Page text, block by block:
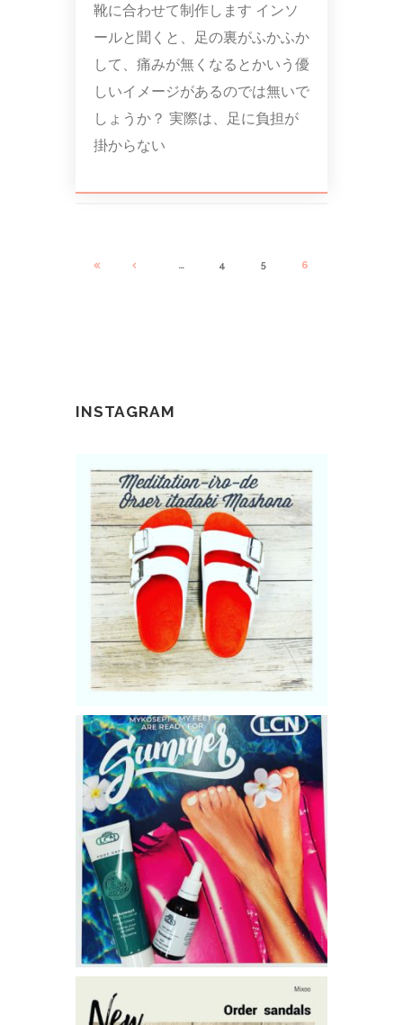
靴に合わせて制作します インソ
ールと聞くと、足の裏がふかふか
して、痛みが無くなるとかいう優
しいイメージがあるのでは無いで
しょうか？ 実際は、足に負担が
掛からない
… 4 5 6
INSTAGRAM